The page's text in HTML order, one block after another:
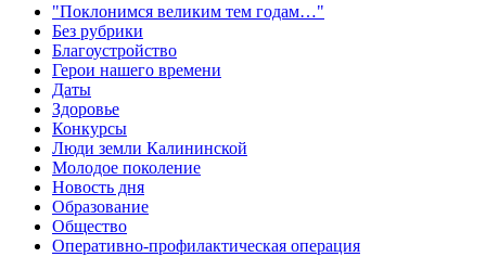
"Поклонимся великим тем годам…"
Без рубрики
Благоустройство
Герои нашего времени
Даты
Здоровье
Конкурсы
Люди земли Калининской
Молодое поколение
Новость дня
Образование
Общество
Оперативно-профилактическая операция